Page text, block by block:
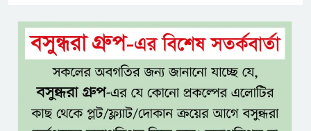
একই খাটে মা-ছেলের লাশ, শিশুর
হাত-পা বাঁধা—যশোরে রহস্যজনক
মৃত্যু
মাকে খুঁজতে এসে মিলল পলিথিনে
মোড়ানো মরদেহ, মেলেনি মাথা ও